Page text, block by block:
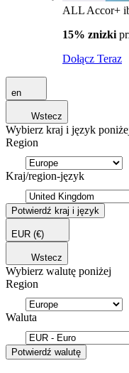
ALL Accor+
15% znizki
Dołącz Teraz
en
Wstecz
Wybierz kraj i język
Region
Kraj/region-język
Potwierdź kraj i język
EUR (€)
Wstecz
Wybierz walutę poniżej
Region
Waluta
Potwierdź walutę